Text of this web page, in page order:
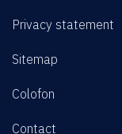
Privacy statement
Sitemap
Colofon
Contact